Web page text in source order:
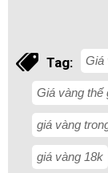
Tag: Giá
Giá vàng thế
giá vàng
giá vàng 18k